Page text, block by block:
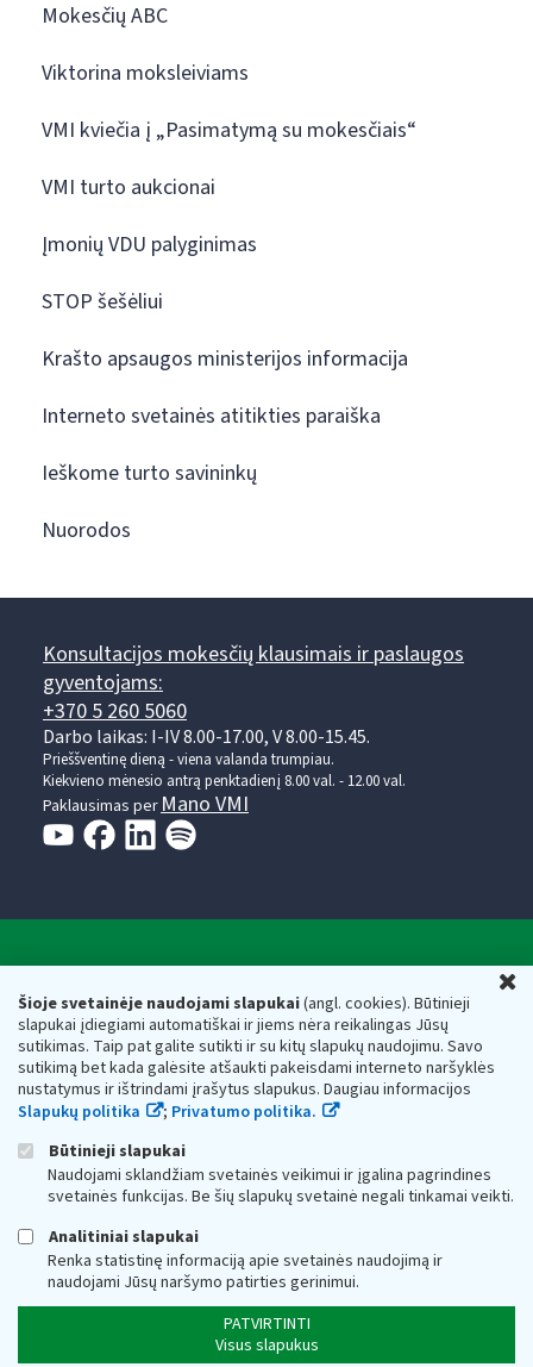
Šioje svetainėje naudojami slapukai(angl. cookies). Būtinieji
slapukai įdiegiami automatiškai ir jiems nėra reikalingas Jūsų
sutikimas. Taip pat galite sutikti ir su kitų slapukų naudojimu. Savo
sutikimą bet kada galėsite atšaukti pakeisdami interneto naršyklės
nustatymus ir ištrindami įrašytus slapukus. Daugiau informacijos
Slapukų politika
; Privatumo politika.
Būtinieji slapukai
Naudojami sklandžiam svetainės veikimui ir įgalina pagrindines
svetainės funkcijas. Be šių slapukų svetainė negali tinkamai veikti.
Analitiniai slapukai
Renka statistinę informaciją apie svetainės naudojimą ir
naudojami Jūsų naršymo patirties gerinimui.
PATVIRTINTI
Visus slapukus
Mokesčių ABC
Viktorina moksleiviams
VMI kviečia į „Pasimatymą su mokesčiais“
VMI turto aukcionai
Įmonių VDU palyginimas
STOP šešėliui
Krašto apsaugos ministerijos informacija
Interneto svetainės atitikties paraiška
Ieškome turto savininkų
Nuorodos
Konsultacijos mokesčių klausimais ir paslaugos
gyventojams:
+370 5 260 5060
Darbo laikas: I-IV 8.00-17.00, V 8.00-15.45.
Prieššventinę dieną - viena valanda trumpiau.
Kiekvieno mėnesio antrą penktadienį 8.00 val. - 12.00 val.
Paklausimas perMano VMI
Valstybinė mokesčių inspekcija prie Lietuvos
Respublikos finansų ministerijos
Biudžetinė įstaiga. Juridinio asmens kodas — 188659752,
adresas: Vasario 16-osios g. 14, 01107 Vilnius, Lietuva, el.paštas:
vmi@vmi.lt , E. pristatymo dėžutės adresas 188659752
Duomenys apie Valstybinę mokesčių inspekciją prie Lietuvos
Respublikos finansų ministerijos kaupiami ir saugomi Juridinių